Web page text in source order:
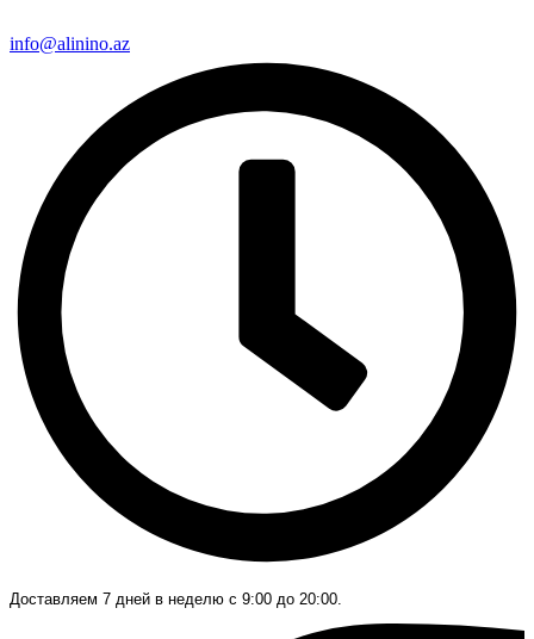
info@alinino.az
Доставляем 7 дней в неделю с 9:00 до 20:00.